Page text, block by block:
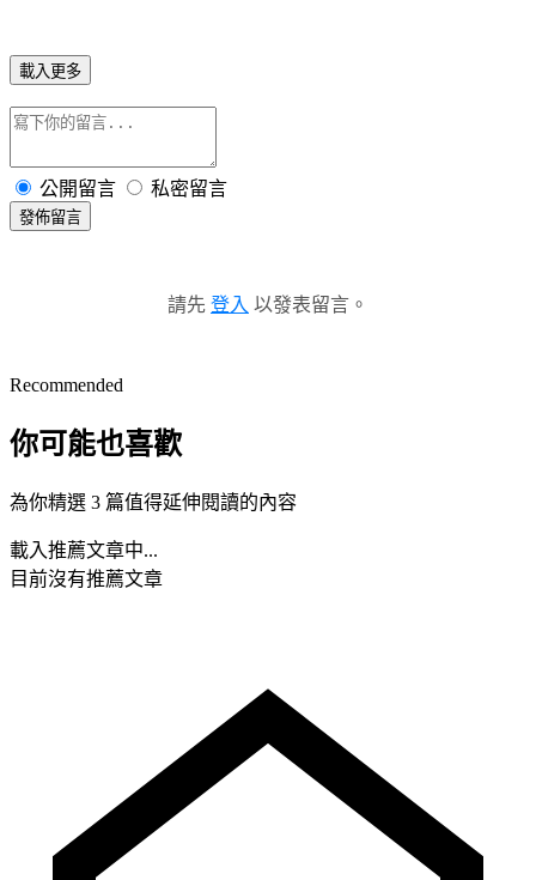
載入更多
公開留言 私密留言
發佈留言
請先 登入 以發表留言。
Recommended
你可能也喜歡
為你精選 3 篇值得延伸閱讀的內容
載入推薦文章中...
目前沒有推薦文章